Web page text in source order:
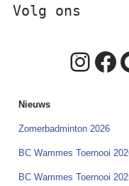
Volg ons
Nieuws
Zomerbadminton 2026
BC Wammes Toernooi
BC Wammes Toernooi